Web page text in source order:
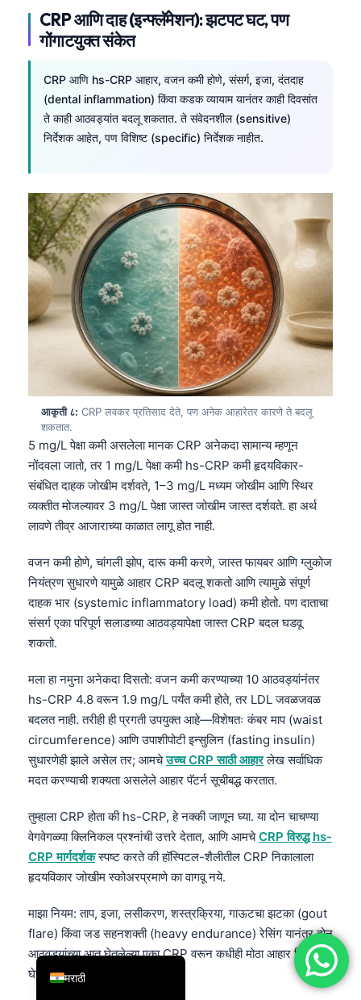
CRP आणि दाह (इन्फ्लॅमेशन): झटपट घट, पण
गोंगाटयुक्त संकेत
CRP आणि hs-CRP आहार, वजन कमी होणे, संसर्ग, इजा, दंतदाह
(dental inflammation) किंवा कडक व्यायाम यानंतर काही दिवसांत
ते काही आठवड्यांत बदलू शकतात. ते संवेदनशील (sensitive)
निर्देशक आहेत, पण विशिष्ट (specific) निर्देशक नाहीत.
आकृती ८: CRP लवकर प्रतिसाद देते, पण अनेक आहारेतर कारणे ते बदलू
शकतात.
5 mg/L पेक्षा कमी असलेला मानक CRP अनेकदा सामान्य म्हणून
नोंदवला जातो, तर 1 mg/L पेक्षा कमी hs-CRP कमी हृदयविकार-
संबंधित दाहक जोखीम दर्शवते, 1–3 mg/L मध्यम जोखीम आणि स्थिर
व्यक्तीत मोजल्यावर 3 mg/L पेक्षा जास्त जोखीम जास्त दर्शवते. हा अर्थ
लावणे तीव्र आजाराच्या काळात लागू होत नाही.
वजन कमी होणे, चांगली झोप, दारू कमी करणे, जास्त फायबर आणि ग्लुकोज
नियंत्रण सुधारणे यामुळे आहार CRP बदलू शकतो आणि त्यामुळे संपूर्ण
दाहक भार (systemic inflammatory load) कमी होतो. पण दाताचा
संसर्ग एका परिपूर्ण सलाडच्या आठवड्यापेक्षा जास्त CRP बदल घडवू
शकतो.
मला हा नमुना अनेकदा दिसतो: वजन कमी करण्याच्या 10 आठवड्यांनंतर
hs-CRP 4.8 वरून 1.9 mg/L पर्यंत कमी होते, तर LDL जवळजवळ
बदलत नाही. तरीही ही प्रगती उपयुक्त आहे—विशेषतः कंबर माप (waist
circumference) आणि उपाशीपोटी इन्सुलिन (fasting insulin)
सुधारणेही झाले असेल तर; आमचेउच्च CRP साठी आहारलेख सर्वाधिक
मदत करण्याची शक्यता असलेले आहार पॅटर्न सूचीबद्ध करतात.
तुम्हाला CRP होता की hs-CRP, हे नक्की जाणून घ्या. या दोन चाचण्या
वेगवेगळ्या क्लिनिकल प्रश्नांची उत्तरे देतात, आणि आमचेCRP विरुद्ध hs-
CRP मार्गदर्शकस्पष्ट करते की हॉस्पिटल-शैलीतील CRP निकालाला
हृदयविकार जोखीम स्कोअरप्रमाणे का वागवू नये.
माझा नियम: ताप, इजा, लसीकरण, शस्त्रक्रिया, गाऊटचा झटका (gout
flare) किंवा जड सहनशक्ती (heavy endurance) रेसिंग यानंतर दोन
आठवड्यांच्या आत घेतलेल्या एका CRP वरून कधीही मोठा आहार निर्णय
घेऊ नका.मराठी
English
Deutsch
Français
עִבְרִית
Italiano
Português
Ελληνικά
Türkçe
Română
فارسی
Български
Dansk
हिन्दी
Bahasa Indonesia
Հայերեն
Íslenska
Српски језик
Svenska
Bosanski
Azərbaycan dili
Eesti
日本語
Čeština
ქართული
Русский
한국어
Slovenščina
Magyar
Shqip
বাংলা